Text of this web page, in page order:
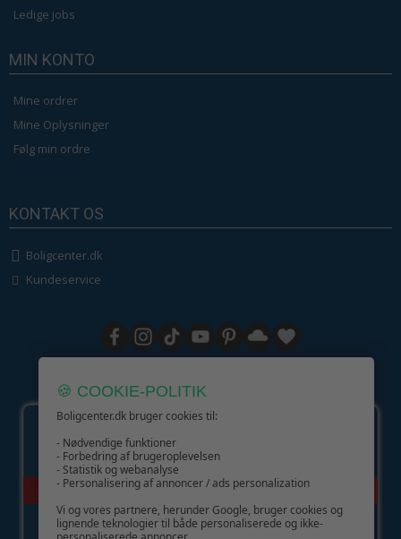
Ledige jobs
MIN KONTO
Mine ordrer
Mine Oplysninger
Følg min ordre
KONTAKT OS
Boligcenter.dk
Kundeservice
GIV GLÆDE MED ET GAVEKORT!
🍪 COOKIE-POLITIK
Boligcenter.dk bruger cookies til:
- Nødvendige funktioner
- Forbedring af brugeroplevelsen
- Statistik og webanalyse
- Personalisering af annoncer / ads personalization
Vi og vores partnere, herunder Google, bruger cookies og
lignende teknologier til både personaliserede og ikke-